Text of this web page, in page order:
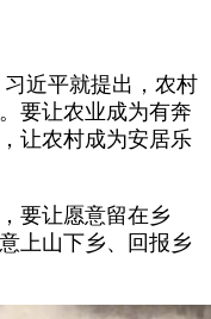
近平就提出，农村
要让农业成为有奔
让农村成为安居乐
要让愿意留在乡
上山下乡、回报乡